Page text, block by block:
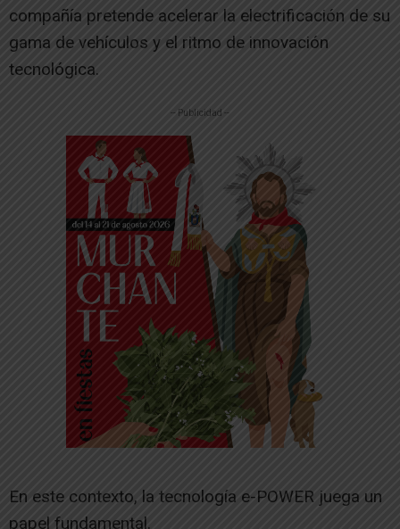
compañía pretende acelerar la electrificación de su
gama de vehículos y el ritmo de innovación
tecnológica.
-- Publicidad --
En este contexto, la tecnología e-POWER juega un
papel fundamental.